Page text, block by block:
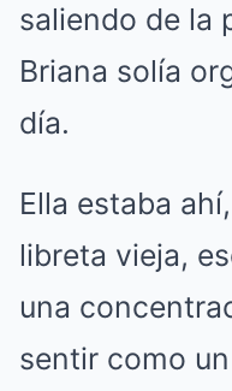
saliendo de la
Briana solía
día.
Ella estaba
libreta vieja,
una
sentir como